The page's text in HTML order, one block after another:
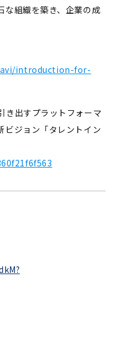
な組織を築き、企業の成
introduction-for-
き出すプラットフォーマ
ビジョン「タレントイン